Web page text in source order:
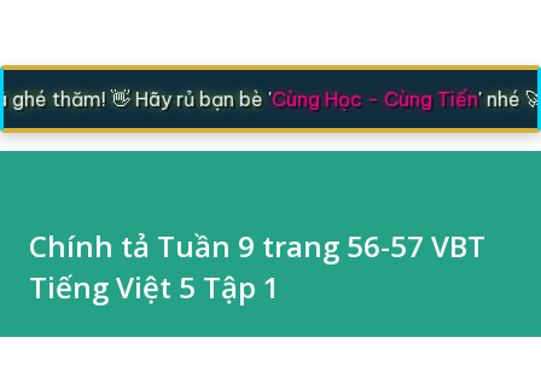
thăm! 👋 Hãy rủ bạn bè 'Cùng Học - Cùng Tiến' nhé 🚀
Chính tả Tuần 9 trang 56-57 VBT
Tiếng Việt 5 Tập 1